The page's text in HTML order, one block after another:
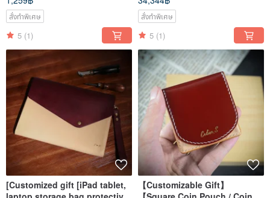
card/headphones] Mister
hand-made material bag
สั่งทำพิเศษ
5 (1)
Engraving
สั่งทำพิเศษ
5 (1)
[Customized gift [iPad tablet,
【Customizable Gift】